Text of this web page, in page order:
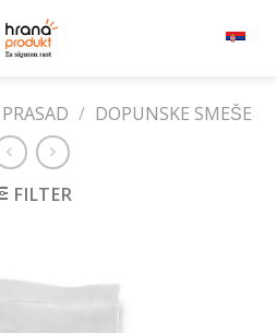
PRASAD / DOPUNSKE SMEŠE
FILTER